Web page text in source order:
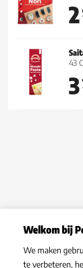
2
43
3
Privacy statement|
Welkom bij
We maken
te verbeteren,